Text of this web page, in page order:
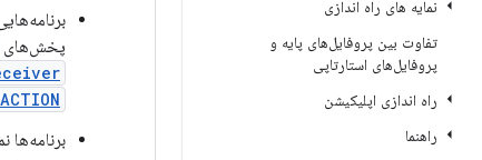
نمایه های راه اندازی
تفاوت بین پروفایل‌های پایه و
پروفایل‌های استارتاپی
راه اندازی اپلیکیشن
راهنما
پخش‌های